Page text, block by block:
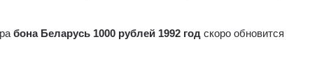
бона Беларусь 1000 рублей 1992 год скоро обновится